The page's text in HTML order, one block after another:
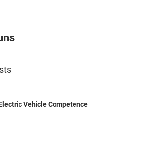
Vehicle Competence